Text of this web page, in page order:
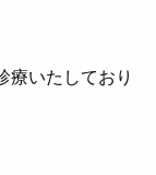
療いたしており